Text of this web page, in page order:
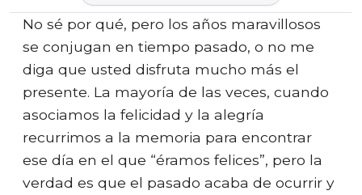
No sé por qué, pero los años maravillosos
se conjugan en tiempo pasado, o no me
diga que usted disfruta mucho más el
presente. La mayoría de las veces, cuando
asociamos la felicidad y la alegría
recurrimos a la memoria para encontrar
ese día en el que “éramos felices”, pero la
verdad es que el pasado acaba de ocurrir y